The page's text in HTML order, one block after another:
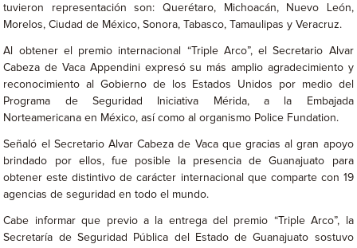
tuvieron representación son: Querétaro, Michoacán, Nuevo León,
Morelos, Ciudad de México, Sonora, Tabasco, Tamaulipas y Veracruz.
Al obtener el premio internacional “Triple Arco”, el Secretario Alvar
Cabeza de Vaca Appendini expresó su más amplio agradecimiento y
reconocimiento al Gobierno de los Estados Unidos por medio del
Programa de Seguridad Iniciativa Mérida, a la Embajada
Norteamericana en México, así como al organismo Police Fundation.
Señaló el Secretario Alvar Cabeza de Vaca que gracias al gran apoyo
brindado por ellos, fue posible la presencia de Guanajuato para
obtener este distintivo de carácter internacional que comparte con 19
agencias de seguridad en todo el mundo.
Cabe informar que previo a la entrega del premio “Triple Arco”, la
Secretaría de Seguridad Pública del Estado de Guanajuato sostuvo